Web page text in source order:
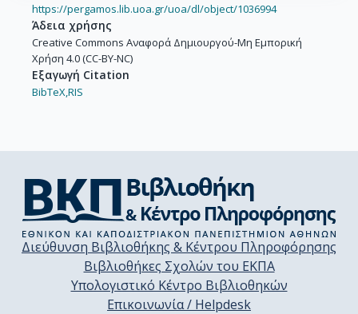
https://pergamos.lib.uoa.gr/uoa/dl/object/1036994
Άδεια χρήσης
Creative Commons Αναφορά Δημιουργού-Μη Εμπορική
Χρήση 4.0 (CC-BY-NC)
Εξαγωγή Citation
BibTeX,RIS
Διεύθυνση Βιβλιοθήκης & Κέντρου Πληροφόρησης
Βιβλιοθήκες Σχολών του ΕΚΠΑ
Υπολογιστικό Κέντρο Βιβλιοθηκών
Επικοινωνία / Helpdesk